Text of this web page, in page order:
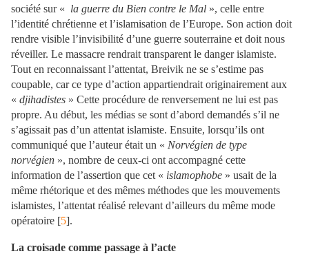
société sur « la guerre du Bien contre le Mal », celle entre
l’identité chrétienne et l’islamisation de l’Europe. Son action doit
rendre visible l’invisibilité d’une guerre souterraine et doit nous
réveiller. Le massacre rendrait transparent le danger islamiste.
Tout en reconnaissant l’attentat, Breivik ne se s’estime pas
coupable, car ce type d’action appartiendrait originairement aux
« djihadistes » Cette procédure de renversement ne lui est pas
propre. Au début, les médias se sont d’abord demandés s’il ne
s’agissait pas d’un attentat islamiste. Ensuite, lorsqu’ils ont
communiqué que l’auteur était un « Norvégien de type
norvégien », nombre de ceux-ci ont accompagné cette
information de l’assertion que cet « islamophobe » usait de la
même rhétorique et des mêmes méthodes que les mouvements
islamistes, l’attentat réalisé relevant d’ailleurs du même mode
opératoire [5].
La croisade comme passage à l’acte